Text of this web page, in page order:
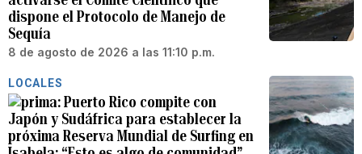
dispone el Protocolo de Manejo de
Sequía
8 de agosto de 2026 a las 11:10 p.m.
LOCALES
Puerto Rico compite con
Japón y Sudáfrica para establecer la
próxima Reserva Mundial de Surfing en